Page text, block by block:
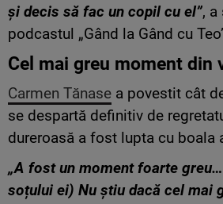
și decis să fac un copil cu el”,
podcastul „Gând la Gând cu
Cel mai greu moment din
Carmen Tănase a povestit cât
se despartă definitiv de
dureroasă a fost lupta cu boala
„A fost un moment foarte
soțului ei) Nu știu dacă cel mai